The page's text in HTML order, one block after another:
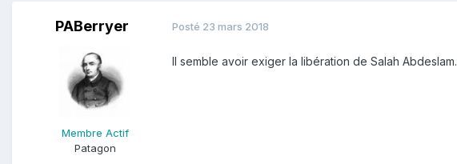
PABerryer
Membre Actif
Patagon
Posté 23 mars 2018
Il semble avoir exiger la libération de Salah Abdeslam.